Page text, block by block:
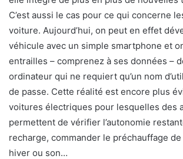
C’est aussi le cas pour ce qui concerne
voiture. Aujourd’hui, on peut en effet
véhicule avec un simple smartphone et
entrailles – comprenez à ses données –
ordinateur qui ne requiert qu’un nom
de passe. Cette réalité est encore plus
voitures électriques pour lesquelles des
permettent de vérifier l’autonomie
recharge, commander le préchauffage
hiver ou son…